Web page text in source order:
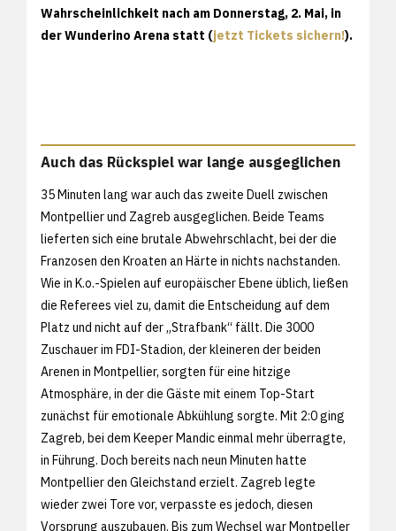
Wahrscheinlichkeit nach am Donnerstag, 2. Mai, in
der Wunderino Arena statt (jetzt Tickets sichern!).
Auch das Rückspiel war lange ausgeglichen
35 Minuten lang war auch das zweite Duell zwischen
Montpellier und Zagreb ausgeglichen. Beide Teams
lieferten sich eine brutale Abwehrschlacht, bei der die
Franzosen den Kroaten an Härte in nichts nachstanden.
Wie in K.o.-Spielen auf europäischer Ebene üblich, ließen
die Referees viel zu, damit die Entscheidung auf dem
Platz und nicht auf der „Strafbank“ fällt. Die 3000
Zuschauer im FDI-Stadion, der kleineren der beiden
Arenen in Montpellier, sorgten für eine hitzige
Atmosphäre, in der die Gäste mit einem Top-Start
zunächst für emotionale Abkühlung sorgte. Mit 2:0 ging
Zagreb, bei dem Keeper Mandic einmal mehr überragte,
in Führung. Doch bereits nach neun Minuten hatte
Montpellier den Gleichstand erzielt. Zagreb legte
wieder zwei Tore vor, verpasste es jedoch, diesen
Vorsprung auszubauen. Bis zum Wechsel war Montpeller